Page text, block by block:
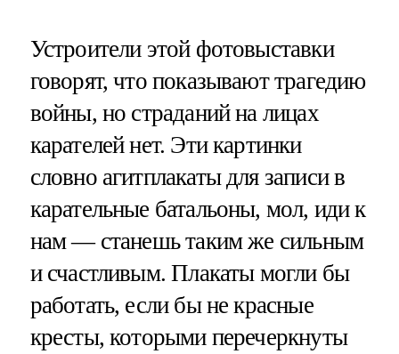
Устроители этой фотовыставки
говорят, что показывают трагедию
войны, но страданий на лицах
карателей нет. Эти картинки
словно агитплакаты для записи в
карательные батальоны, мол, иди к
нам — станешь таким же сильным
и счастливым. Плакаты могли бы
работать, если бы не красные
кресты, которыми перечеркнуты